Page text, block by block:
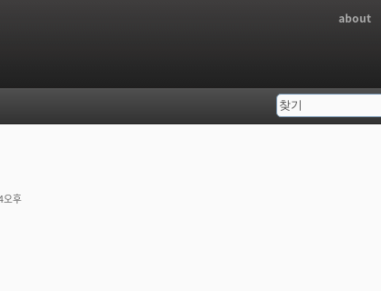
about
오후
검색 폼